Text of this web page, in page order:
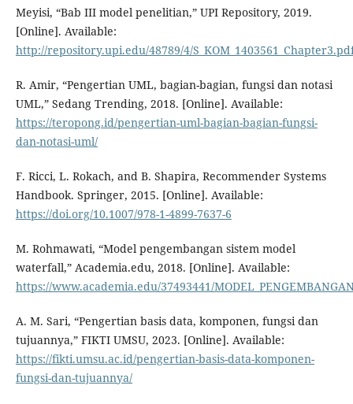
Meyisi, “Bab III model penelitian,” UPI Repository, 2019.
[Online]. Available:
http://repository.upi.edu/48789/4/
R. Amir, “Pengertian UML, bagian-bagian, fungsi dan notasi
UML,” Sedang Trending, 2018. [Online]. Available:
https://teropong.id/pengertian-uml-bagian-bagian-fungsi-
dan-notasi-uml/
F. Ricci, L. Rokach, and B. Shapira, Recommender Systems
Handbook. Springer, 2015. [Online]. Available:
https://doi.org/10.1007/978-1-4899-7637-6
M. Rohmawati, “Model pengembangan sistem model
waterfall,” Academia.edu, 2018. [Online]. Available:
https://www.academia.edu/37493441/
A. M. Sari, “Pengertian basis data, komponen, fungsi dan
tujuannya,” FIKTI UMSU, 2023. [Online]. Available:
https://fikti.umsu.ac.id/pengertian-basis-data-komponen-
fungsi-dan-tujuannya/